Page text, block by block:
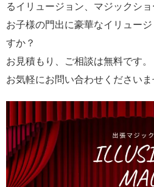
るイリュージョン、マジックショ
お子様の門出に豪華なイリュー
すか？
お見積もり、ご相談は無料です。
お気軽にお問い合わせくださいま